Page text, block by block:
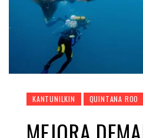
KANTUNILKIN QUINTANA ROO